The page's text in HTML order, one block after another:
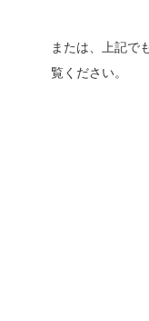
または、上記で
覧ください。